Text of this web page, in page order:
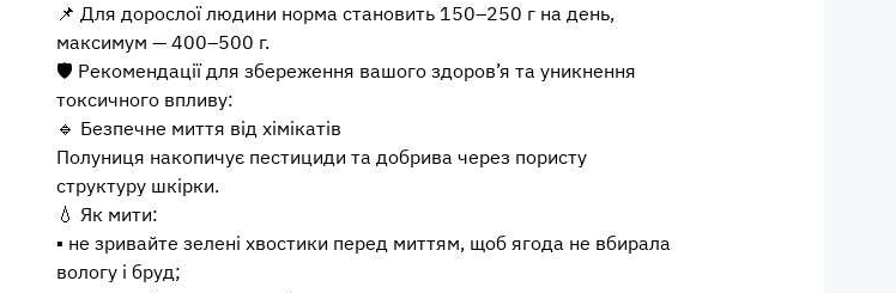
📌 Для дорослої людини норма становить 150–250 г на день,
максимум — 400–500 г.
🛡️ Рекомендації для збереження вашого здоров’я та уникнення
токсичного впливу:
🔹 Безпечне миття від хімікатів
Полуниця накопичує пестициди та добрива через пористу
структуру шкірки.
💧 Як мити:
▪️ не зривайте зелені хвостики перед миттям, щоб ягода не вбирала
вологу і бруд;